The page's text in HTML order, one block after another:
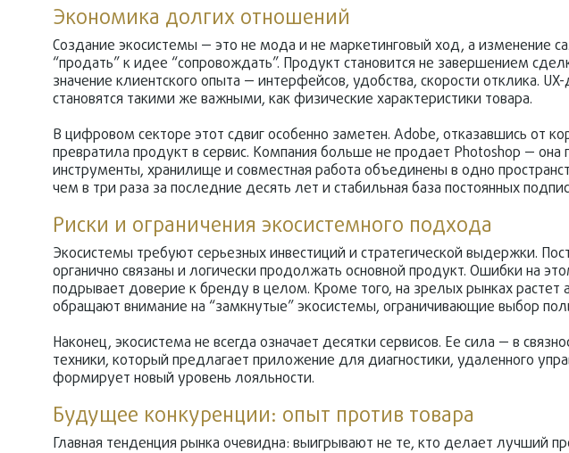
Экономика долгих отношений
Создание экосистемы — это не мода и не маркетинговый ход, а изменение
“продать” к идее “сопровождать”. Продукт становится не завершением
значение клиентского опыта — интерфейсов, удобства, скорости отклика.
становятся такими же важными, как физические характеристики товара.
В цифровом секторе этот сдвиг особенно заметен. Adobe, отказавшись от
превратила продукт в сервис. Компания больше не продает Photoshop — она
инструменты, хранилище и совместная работа объединены в одно
чем в три раза за последние десять лет и стабильная база постоянных
Риски и ограничения экосистемного подхода
Экосистемы требуют серьезных инвестиций и стратегической выдержки.
органично связаны и логически продолжать основной продукт. Ошибки на
подрывает доверие к бренду в целом. Кроме того, на зрелых рынках
обращают внимание на “замкнутые” экосистемы, ограничивающие выбор
Наконец, экосистема не всегда означает десятки сервисов. Ее сила — в
техники, который предлагает приложение для диагностики, удаленного
формирует новый уровень лояльности.
Будущее конкуренции: опыт против товара
Главная тенденция рынка очевидна: выигрывают не те, кто делает лучший